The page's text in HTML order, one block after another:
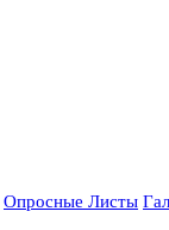
Опросные Листы